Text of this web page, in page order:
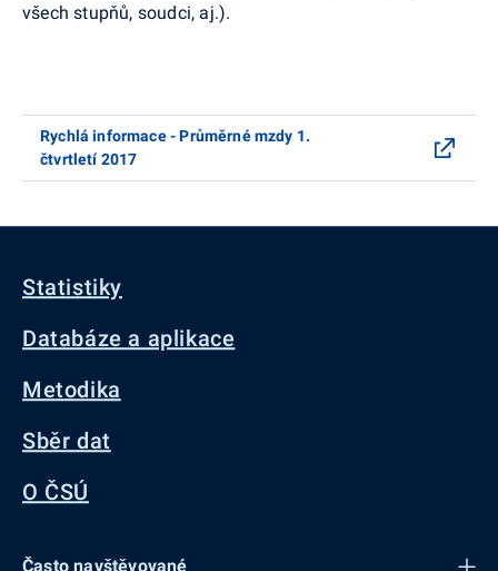
všech stupňů, soudci, aj.).
Rychlá informace - Průměrné mzdy 1.
čtvrtletí 2017
Statistiky
Databáze a aplikace
Metodika
Sběr dat
O ČSÚ
Často navštěvované